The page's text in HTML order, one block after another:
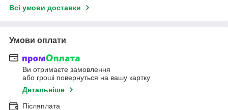
Всі умови доставки
Умови оплати
Ви отримаєте замовлення
або гроші повернуться на вашу картку
Детальніше
Післяплата